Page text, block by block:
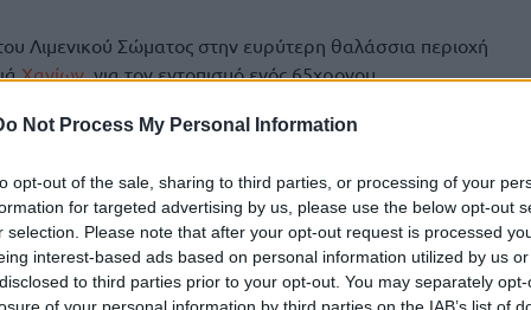
Not Process My Personal Information
opt-out of the sale, sharing to third parties, or processing of your
for targeted advertising by us, please use the below opt-out
selection. Please note that after your opt-out request is processed
interest-based ads based on personal information utilized by us
to third parties prior to your opt-out. You may separately
Λιμενικού Σώματος στην ευρύτερη θαλάσσια περιοχή
Χανίων, για τον εντοπισμό ενός 65χρονου
το μεσημέρι της Τρίτης (07/07).
προκαλώντας την ανησυχία των οικείων του. Οι
ζωής καιη οικογένειά του ειδοποίησε αργά το
κινητοποιήθηκαν άμεσα.
Συντονισμού Έρευνας και Διάσωσης, στην